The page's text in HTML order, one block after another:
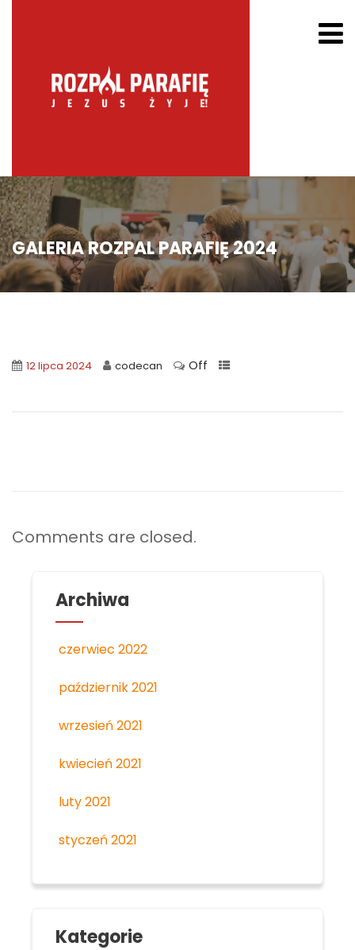
GALERIA ROZPAL PARAFIĘ 2024
12 lipca 2024 codecan Off
Comments are closed.
Archiwa
czerwiec 2022
październik 2021
wrzesień 2021
kwiecień 2021
luty 2021
styczeń 2021
Kategorie